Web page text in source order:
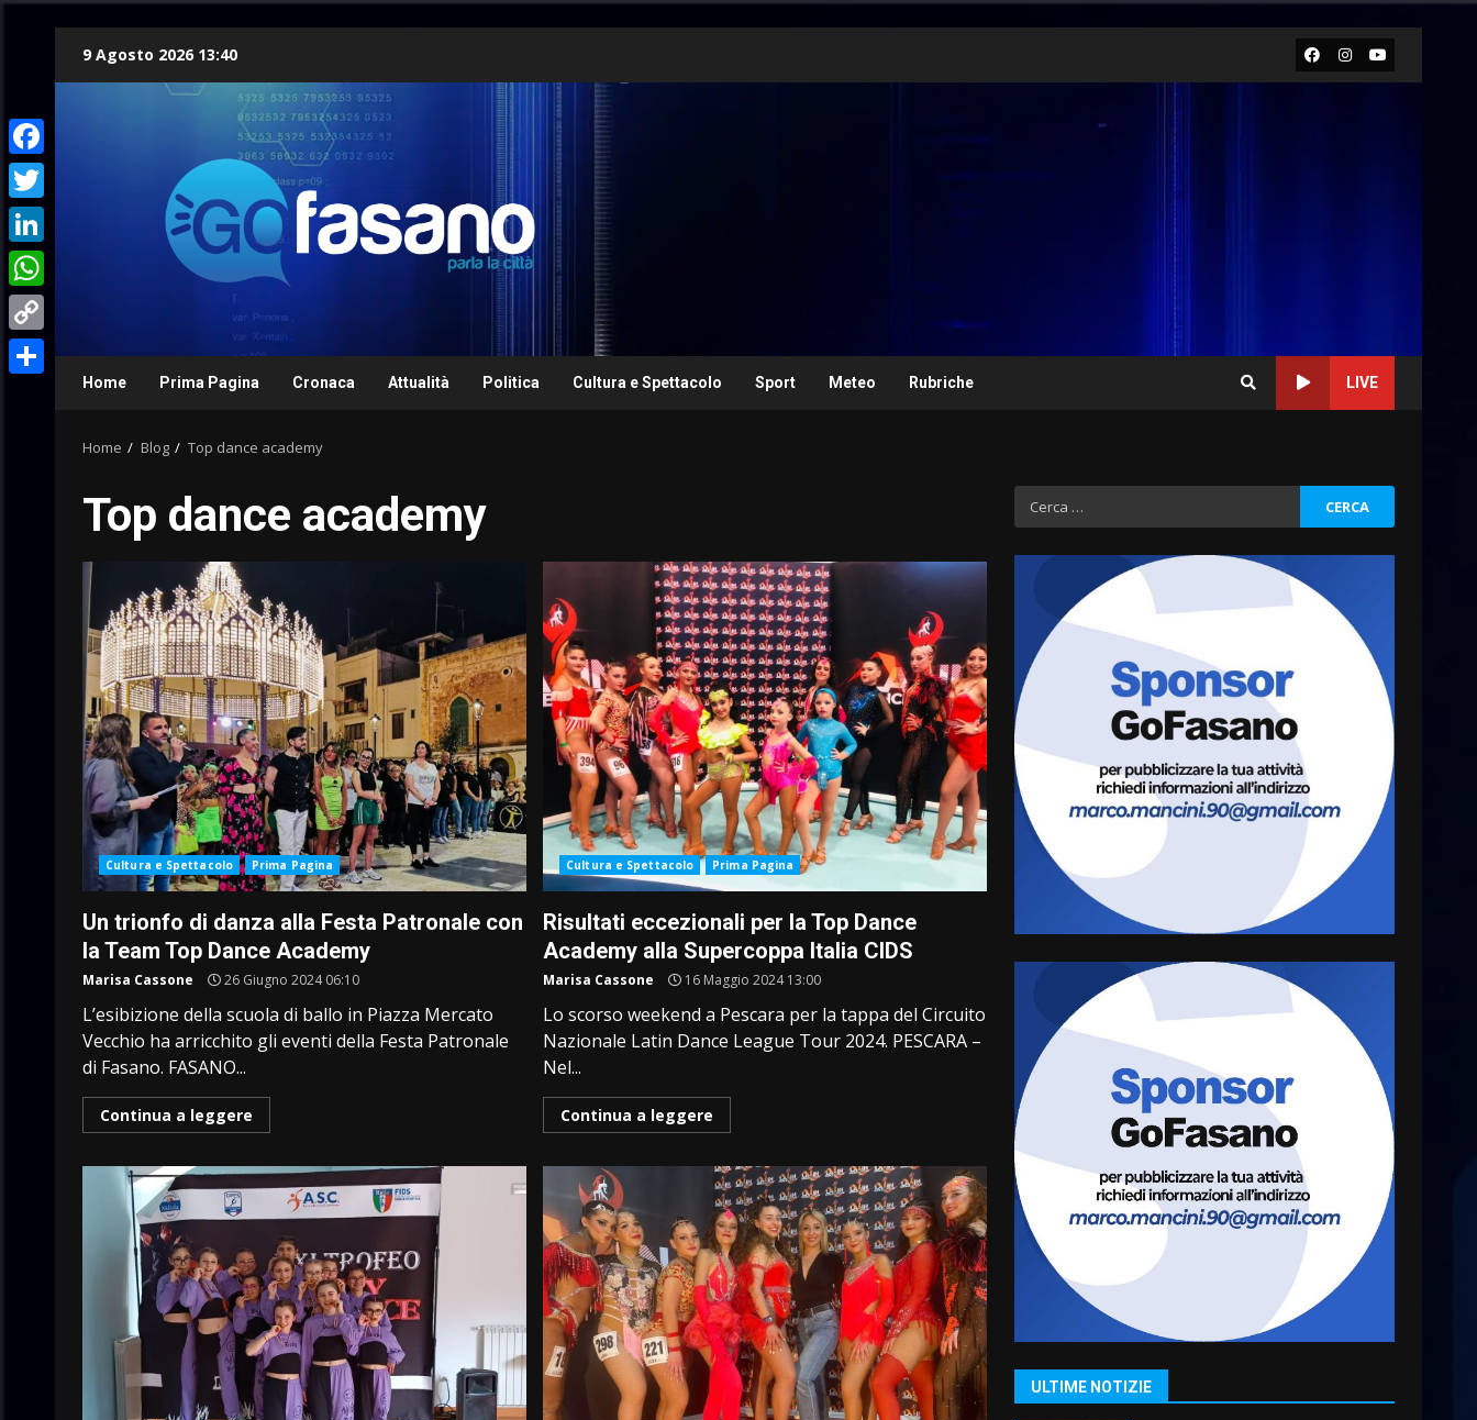
9 Agosto 2026 13:40 Facebook
Instagram
Youtube
Home Prima Pagina Cronaca Attualità Politica Cultura e Spettacolo Sport Meteo Rubriche LIVE
Home Blog Top dance academy
Top dance academy
Cultura e Spettacolo Prima Pagina
Un trionfo di danza alla Festa Patronale con
la Team Top Dance Academy
Marisa Cassone 26 Giugno 2024 06:10
L’esibizione della scuola di ballo in Piazza Mercato
Vecchio ha arricchito gli eventi della Festa Patronale
di Fasano. FASANO...
Continua a leggere
Cultura e Spettacolo Prima Pagina
Risultati eccezionali per la Top Dance
Academy alla Supercoppa Italia CIDS
Marisa Cassone 16 Maggio 2024 13:00
Lo scorso weekend a Pescara per la tappa del Circuito
Nazionale Latin Dance League Tour 2024. PESCARA –
Nel...
Continua a leggere
Ricerca
per:
ULTIME NOTIZIE
La Banda Città di Fasano apre
ufficialmente la Festa di
Savelletri
8 Agosto 2026 11:00
4
Savelletri in festa, domani
sera grande spettacolo con
Uccio De Santis
8 Agosto 2026 07:30
5
Politiche Giovanili e Mobilità
Sostenibile: premiati gli
studenti universitari del
8 Agosto 2026 07:15
“I Contestatori: Musica di
appuntamento con “Fasano in
Banda”
7 Agosto 2026 06:05
7
US Fasano, Scianaro:
“Profonda amarezza per
esclusione dal campionato di
calcio”
7 Agosto 2026 06:00
1
Grande successo per la
“Sagra del Pesce Spada” a
Savelletri
9 Agosto 2026 07:32
Facebook
Twitter
LinkedIn
WhatsApp
Copy